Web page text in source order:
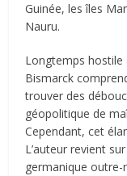
Guinée, les îles
Nauru.
Longtemps hostile
Bismarck
trouver des
géopolitique de
Cependant, cet
L’auteur revient
germanique outre-